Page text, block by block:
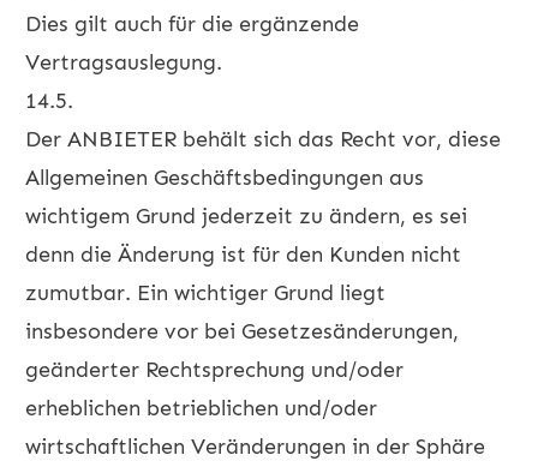
Dies gilt auch für die ergänzende
Vertragsauslegung.
14.5.
Der ANBIETER behält sich das Recht vor, diese
Allgemeinen Geschäftsbedingungen aus
wichtigem Grund jederzeit zu ändern, es sei
denn die Änderung ist für den Kunden nicht
zumutbar. Ein wichtiger Grund liegt
insbesondere vor bei Gesetzesänderungen,
geänderter Rechtsprechung und/oder
erheblichen betrieblichen und/oder
wirtschaftlichen Veränderungen in der Sphäre